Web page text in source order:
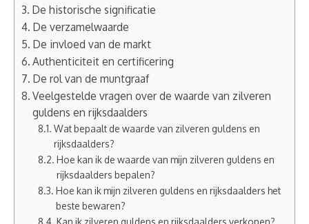
De historische significatie
De verzamelwaarde
De invloed van de markt
Authenticiteit en certificering
De rol van de muntgraaf
Veelgestelde vragen over de waarde van zilveren
guldens en rijksdaalders
Wat bepaalt de waarde van zilveren guldens en
rijksdaalders?
Hoe kan ik de waarde van mijn zilveren guldens en
rijksdaalders bepalen?
Hoe kan ik mijn zilveren guldens en rijksdaalders het
beste bewaren?
Kan ik zilveren guldens en rijksdaalders verkopen?